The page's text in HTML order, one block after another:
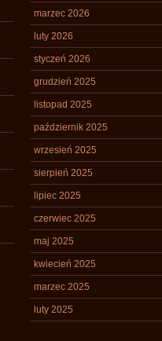
marzec 2026
luty 2026
styczeń 2026
grudzień 2025
listopad 2025
październik 2025
wrzesień 2025
sierpień 2025
lipiec 2025
czerwiec 2025
maj 2025
kwiecień 2025
marzec 2025
luty 2025